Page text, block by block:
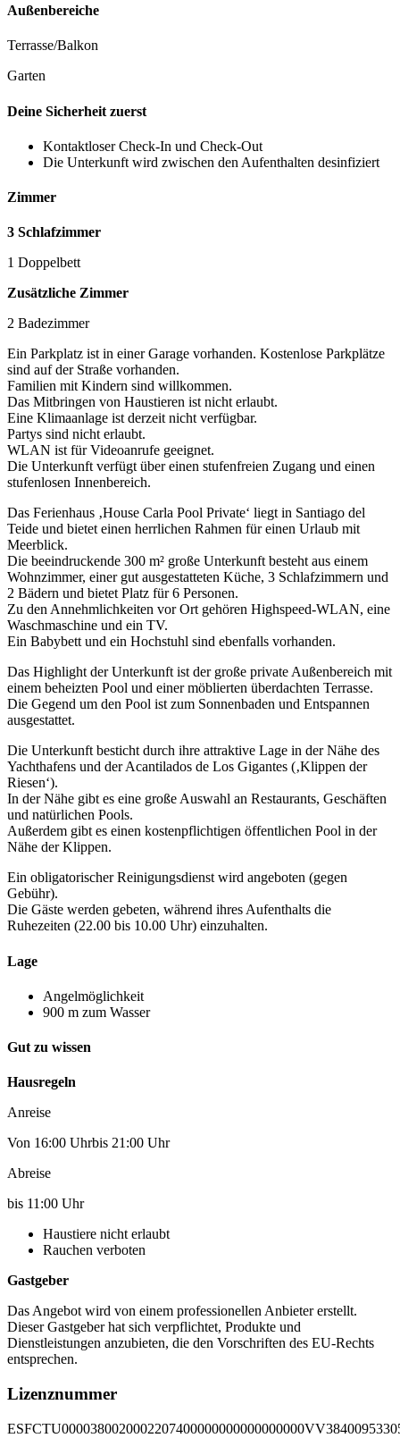
Außenbereiche
Terrasse/Balkon
Garten
Deine Sicherheit zuerst
Kontaktloser Check-In und Check-Out
Die Unterkunft wird zwischen den Aufenthalten desinfiziert
Zimmer
3 Schlafzimmer
1 Doppelbett
Zusätzliche Zimmer
2 Badezimmer
Ein Parkplatz ist in einer Garage vorhanden. Kostenlose Parkplätze
sind auf der Straße vorhanden.
Familien mit Kindern sind willkommen.
Das Mitbringen von Haustieren ist nicht erlaubt.
Eine Klimaanlage ist derzeit nicht verfügbar.
Partys sind nicht erlaubt.
WLAN ist für Videoanrufe geeignet.
Die Unterkunft verfügt über einen stufenfreien Zugang und einen
stufenlosen Innenbereich.
Das Ferienhaus ‚House Carla Pool Private‘ liegt in Santiago del
Teide und bietet einen herrlichen Rahmen für einen Urlaub mit
Meerblick.
Die beeindruckende 300 m² große Unterkunft besteht aus einem
Wohnzimmer, einer gut ausgestatteten Küche, 3 Schlafzimmern und
2 Bädern und bietet Platz für 6 Personen.
Zu den Annehmlichkeiten vor Ort gehören Highspeed-WLAN, eine
Waschmaschine und ein TV.
Ein Babybett und ein Hochstuhl sind ebenfalls vorhanden.
Das Highlight der Unterkunft ist der große private Außenbereich mit
einem beheizten Pool und einer möblierten überdachten Terrasse.
Die Gegend um den Pool ist zum Sonnenbaden und Entspannen
ausgestattet.
Die Unterkunft besticht durch ihre attraktive Lage in der Nähe des
Yachthafens und der Acantilados de Los Gigantes (‚Klippen der
Riesen‘).
In der Nähe gibt es eine große Auswahl an Restaurants, Geschäften
und natürlichen Pools.
Außerdem gibt es einen kostenpflichtigen öffentlichen Pool in der
Nähe der Klippen.
Ein obligatorischer Reinigungsdienst wird angeboten (gegen
Gebühr).
Die Gäste werden gebeten, während ihres Aufenthalts die
Ruhezeiten (22.00 bis 10.00 Uhr) einzuhalten.
Lage
Angelmöglichkeit
900 m zum Wasser
Gut zu wissen
Hausregeln
Anreise
Von 16:00 Uhrbis 21:00 Uhr
Abreise
bis 11:00 Uhr
Haustiere nicht erlaubt
Rauchen verboten
Gastgeber
Das Angebot wird von einem professionellen Anbieter erstellt.
Dieser Gastgeber hat sich verpflichtet, Produkte und
Dienstleistungen anzubieten, die den Vorschriften des EU-Rechts
entsprechen.
Lizenznummer